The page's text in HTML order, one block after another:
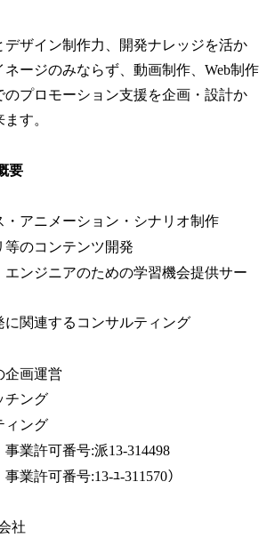
デザイン制作力、開発ナレッジを活か
ネージのみならず、動画制作、Web制作
のプロモーション支援を企画・設計か
す。
要
・アニメーション・シナリオ制作
等のコンテンツ開発
エンジニアのための学習機会提供サー
に関連するコンサルティング
企画運営
チング
ィング
業許可番号:派13-314498
許可番号:13-ﾕ-311570）
社